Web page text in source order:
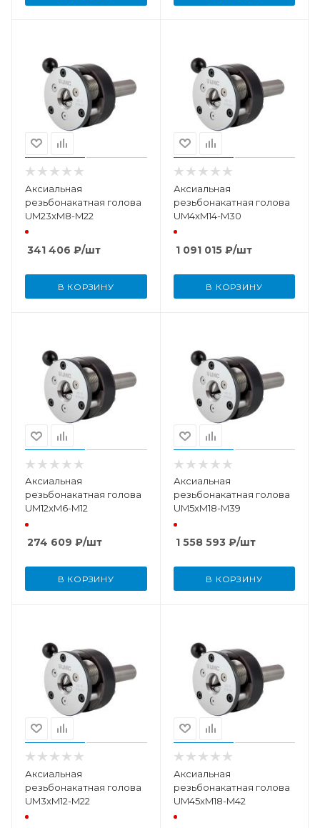
Аксиальная
резьбонакатная голова
UM23xM8-M22
341 406 ₽/шт
В КОРЗИНУ
Аксиальная
резьбонакатная голова
UM4xM14-M30
1 091 015₽/шт
В КОРЗИНУ
Аксиальная
резьбонакатная голова
UM12xM6-M12
274 609 ₽/шт
В КОРЗИНУ
Аксиальная
резьбонакатная голова
UM5xM18-M39
1 558 593₽/шт
В КОРЗИНУ
Аксиальная
резьбонакатная голова
UM3xM12-M22
Аксиальная
резьбонакатная голова
UM45xM18-M42